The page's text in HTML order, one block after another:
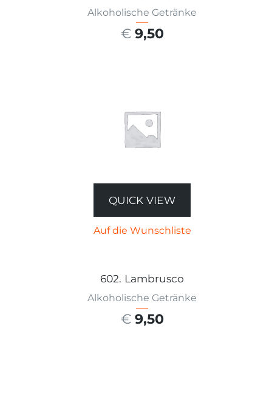
Alkoholische Getränke
€ 9,50
QUICK VIEW
Auf die Wunschliste
602. Lambrusco
Alkoholische Getränke
€ 9,50